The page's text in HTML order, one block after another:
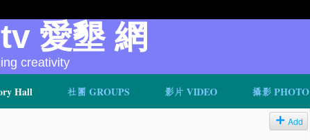
Hall 社團 GROUPS 影片 VIDEO 攝影 PHOTO
愛墾 網
creativity
Add